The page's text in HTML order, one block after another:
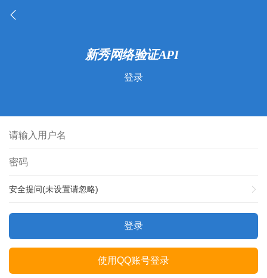
登录
安全提问(未设置请忽略)
登录
使用QQ账号登录